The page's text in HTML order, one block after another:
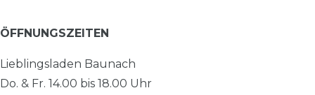
ÖFFNUNGSZEITEN
Lieblingsladen Baunach
Do. & Fr. 14.00 bis 18.00 Uhr